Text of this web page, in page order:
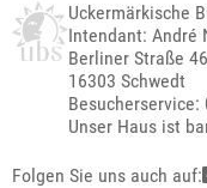
Uckermärkische
Intendant: André
Berliner Straße
16303 Schwedt
Besucherservice:
Unser Haus ist
Folgen Sie uns auch auf: